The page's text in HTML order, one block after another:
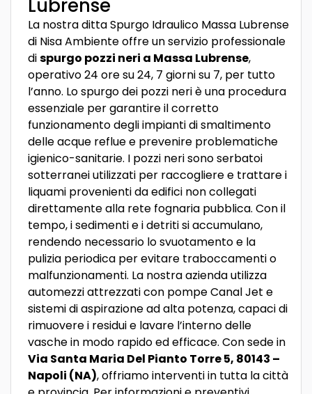
Lubrense
La nostra ditta Spurgo Idraulico Massa Lubrense
di Nisa Ambiente offre un servizio professionale
dispurgo pozzi neri a Massa Lubrense,
operativo 24 ore su 24, 7 giorni su 7, per tutto
l’anno. Lo spurgo dei pozzi neri è una procedura
essenziale per garantire il corretto
funzionamento degli impianti di smaltimento
delle acque reflue e prevenire problematiche
igienico-sanitarie. I pozzi neri sono serbatoi
sotterranei utilizzati per raccogliere e trattare i
liquami provenienti da edifici non collegati
direttamente alla rete fognaria pubblica. Con il
tempo, i sedimenti e i detriti si accumulano,
rendendo necessario lo svuotamento e la
pulizia periodica per evitare traboccamenti o
malfunzionamenti. La nostra azienda utilizza
automezzi attrezzati con pompe Canal Jet e
sistemi di aspirazione ad alta potenza, capaci di
rimuovere i residui e lavare l’interno delle
vasche in modo rapido ed efficace. Con sede in
Via Santa Maria Del Pianto Torre 5, 80143 –
Napoli (NA), offriamo interventi in tutta la città